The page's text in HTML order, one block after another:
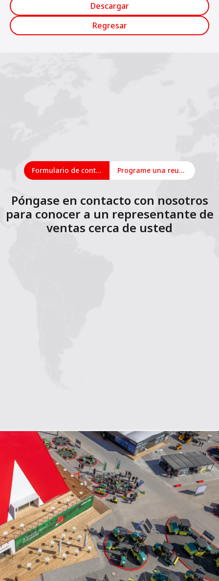
Descargar
Regresar
Formulario de contacto Programe una reunión en línea
Póngase en contacto con nosotros
para conocer a un representante de
ventas cerca de usted